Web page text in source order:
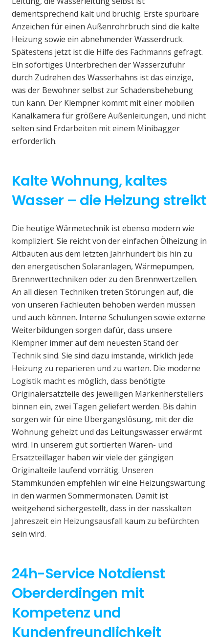
dementsprechend kalt und brüchig. Erste spürbare
Anzeichen für einen Außenrohrbruch sind die kalte
Heizung sowie ein abnehmender Wasserdruck.
Spätestens jetzt ist die Hilfe des Fachmanns gefragt.
Ein sofortiges Unterbrechen der Wasserzufuhr
durch Zudrehen des Wasserhahns ist das einzige,
was der Bewohner selbst zur Schadensbehebung
tun kann. Der Klempner kommt mit einer mobilen
Kanalkamera für größere Außenleitungen, und nicht
selten sind Erdarbeiten mit einem Minibagger
erforderlich.
Kalte Wohnung, kaltes
Wasser – die Heizung streikt
Die heutige Wärmetechnik ist ebenso modern wie
kompliziert. Sie reicht von der einfachen Ölheizung in
Altbauten aus dem letzten Jahrhundert bis hin zu
den energetischen Solaranlagen, Wärmepumpen,
Brennwerttechniken oder zu den Brennwertzellen.
An all diesen Techniken treten Störungen auf, die
von unseren Fachleuten behoben werden müssen
und auch können. Interne Schulungen sowie externe
Weiterbildungen sorgen dafür, dass unsere
Klempner immer auf dem neuesten Stand der
Technik sind. Sie sind dazu imstande, wirklich jede
Heizung zu reparieren und zu warten. Die moderne
Logistik macht es möglich, dass benötigte
Originalersatzteile des jeweiligen Markenherstellers
binnen ein, zwei Tagen geliefert werden. Bis dahin
sorgen wir für eine Übergangslösung, mit der die
Wohnung geheizt und das Leitungswasser erwärmt
wird. In unserem gut sortierten Waren- und
Ersatzteillager haben wir viele der gängigen
Originalteile laufend vorrätig. Unseren
Stammkunden empfehlen wir eine Heizungswartung
in den warmen Sommermonaten. Damit ist
weitgehend sichergestellt, dass in der nasskalten
Jahreszeit ein Heizungsausfall kaum zu befürchten
sein wird.
24h-Service Notdienst
Oberderdingen mit
Kompetenz und
Kundenfreundlichkeit